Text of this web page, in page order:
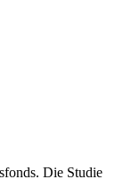
Die Studie